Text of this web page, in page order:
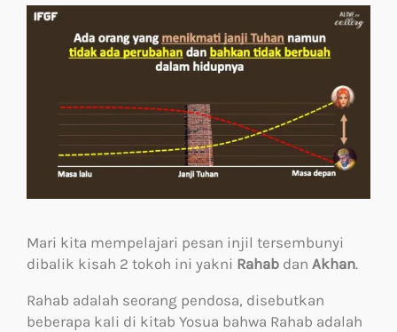
Mari kita mempelajari pesan injil tersembunyi
dibalik kisah 2 tokoh ini yakni Rahab dan Akhan.
Rahab adalah seorang pendosa, disebutkan
beberapa kali di kitab Yosua bahwa Rahab adalah